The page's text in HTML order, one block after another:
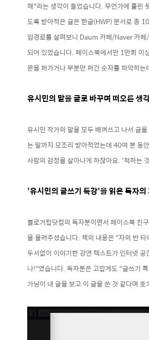
해"라는 생각이 들었습니다.무언가에 홀린
도록 받아적은 글은 한글(HWP) 문서로 총
입경로를 살펴보니 Daum 카페/Naver 카페
되어 있었습니다. 페이스북에서만1만회 이
문을 퍼가거나 부분만 퍼간 숫자를 파악하
유시민의 말을글로 바꾸며 떠오른 생
유시민 작가의 말을 모두 배껴쓰고 나서 글
는 말까지 모조리 받아적었는데 40여 분 동안
사람의 감정을 살아나게 하잖아요. '척하는
'유시민의 글쓰기 특강'을 읽은 독자의
블로거팁닷컴의 독자분이면서 페이스북 친
을 올려주셨습니다. 책의 내용은 "자의 반
두서없이 이야기한 강연 텍스트가 인터넷
나!"였습니다. 독자분은 고맙게도 "글쓰기
가님이 내 글을 보고 이 글을 쓴 것 같다며